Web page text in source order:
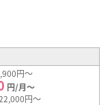
円～
円/月～
円～